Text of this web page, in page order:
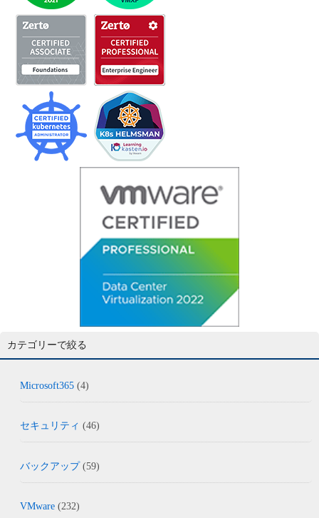
カテゴリーで絞る
Microsoft365 (4)
セキュリティ (46)
バックアップ(59)
VMware (232)